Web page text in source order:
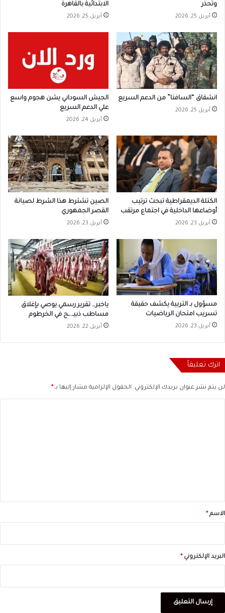
وتُحذر
أبريل 25, 2026
الابتدائية بالقاهرة
أبريل 25, 2026
انشقاق “السافنا” من الدعم السريع
أبريل 25, 2026
الجيش السوداني يشن هجوم واسع
علي الدعم السريع
أبريل 24, 2026
الكتلة الديمقراطية تبحث ترتيب
أوضاعها الداخلية في اجتماع مرتقب
أبريل 23, 2026
الصين تشترط هذا الشرط لصيانة
القصر الجمهوري
أبريل 23, 2026
مسؤول بـ التربية يكشف حقيقة
تسريب امتحان الرياضيات
أبريل 23, 2026
ياخبر… تقرير رسمي يوصي بإغلاق
مساطب ذبيـ..ـح في الخرطوم
أبريل 22, 2026
اترك تعليقاً
لن يتم نشر عنوان بريدك الإلكتروني. الحقول الإلزامية مشار إليها بـ*
*الاسم*
البريد الإلكتروني*